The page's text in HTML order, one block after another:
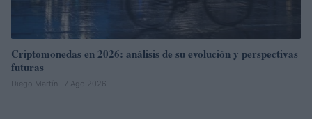
Criptomonedas en 2026: análisis de su evolución y perspectivas
futuras
Diego Martín · 7 Ago 2026